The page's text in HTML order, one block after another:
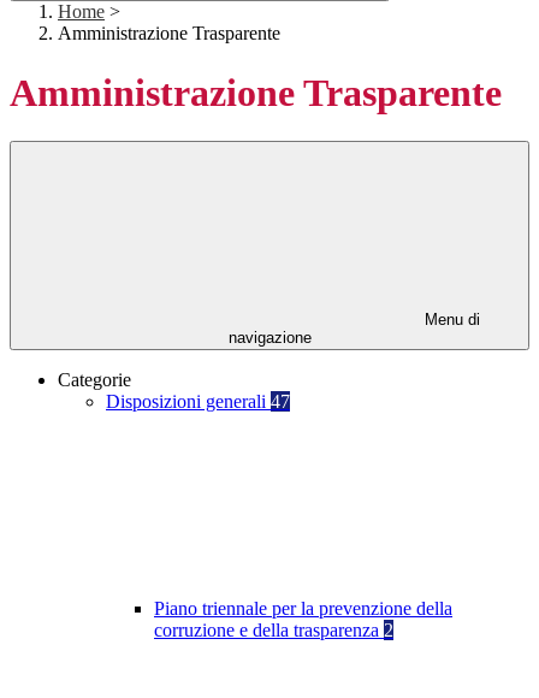
Home >
Amministrazione Trasparente
Amministrazione Trasparente
Menu di
navigazione
Categorie
Disposizioni generali 47
Piano triennale per la prevenzione della
corruzione e della trasparenza 2